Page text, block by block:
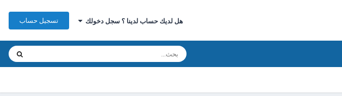
هل لديك حساب لدينا ؟ سجل دخولك تسجيل حساب